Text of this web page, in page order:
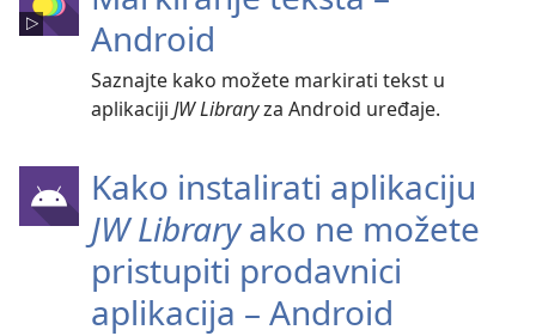
Android
Saznajte kako možete markirati tekst u
aplikaciji JW Libraryza Android uređaje.
Kako instalirati aplikaciju
JW Libraryako ne možete
pristupiti prodavnici
aplikacija – Android